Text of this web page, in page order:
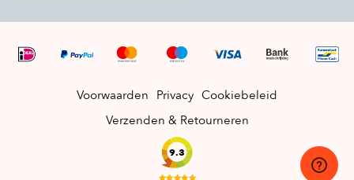
Voorwaarden Privacy Cookiebeleid
Verzenden & Retourneren
9.3